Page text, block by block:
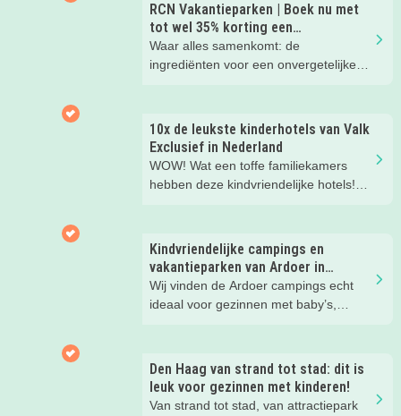
RCN Vakantieparken | Boek nu met
tot wel 35% korting een
zomervakantie!
Waar alles samenkomt: de
ingrediënten voor een onvergetelijke
10x de leukste kinderhotels van Valk
Exclusief in Nederland
WOW! Wat een toffe familiekamers
hebben deze kindvriendelijke hotels!
kinderhotels van Valk Exclusief en
boek een heerlijk nachtje weg met je
kind(eren).
Kindvriendelijke campings en
vakantieparken van Ardoer in
Nederland
Wij vinden de Ardoer campings echt
ideaal voor gezinnen met baby’s,
Den Haag van strand tot stad: dit is
leuk voor gezinnen met kinderen!
Van strand tot stad, van attractiepark